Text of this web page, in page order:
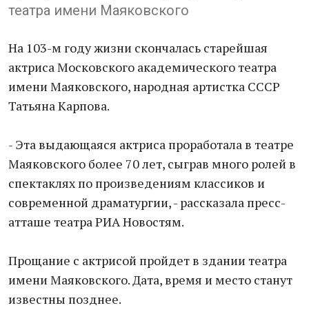
театра имени Маяковского
На 103-м году жизни скончалась старейшая
актриса Московского академического театра
имени Маяковского, народная артистка СССР
Татьяна Карпова.
- Эта выдающаяся актриса проработала в театре
Маяковского более 70 лет, сыграв много ролей в
спектаклях по произведениям классиков и
современной драматургии, - рассказала пресс-
атташе театра РИА Новостям.
Прощание с актрисой пройдет в здании театра
имени Маяковского. Дата, время и место станут
известны позднее.